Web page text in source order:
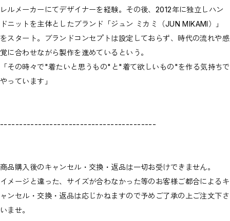
レルメーカーにてデザイナーを経験。その後、2012年に独立しハン
ドニットを主体としたブランド「ジュン ミカミ（JUN MIKAMI）」
をスタート。ブランドコンセプトは設定しておらず、時代の流れや感
覚に合わせながら製作を進めているという。
「その時々で"着たいと思うもの"と"着て欲しいもの"を作る気持ちで
やっています」
-----------------------------------------
商品購入後のキャンセル・交換・返品は一切お受けできません。
イメージと違った、サイズが合わなかった等のお客様ご都合によるキ
ャンセル・交換・返品は応じかねますので予めご了承の上ご注文下さ
いませ。